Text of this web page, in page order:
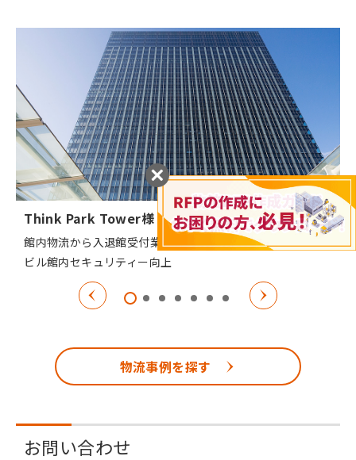
Think Park Tower様
館内物流から入退館受付業務までを受託 警備との連携で
ビル館内セキュリティー向上
物流事例を探す
お問い合わせ